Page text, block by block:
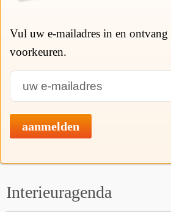
Vul uw e-mailadres in en
voorkeuren.
aanmelden
Interieuragenda